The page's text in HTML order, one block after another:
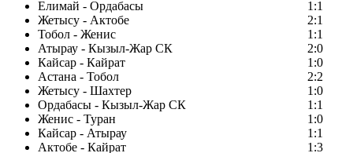
Елимай - Ордабасы
1:1
Жетысу - Актобе
2:1
Тобол - Женис
1:1
Атырау - Кызыл-Жар СК
2:0
Кайсар - Кайрат
1:0
Астана - Тобол
2:2
Жетысу - Шахтер
1:0
Ордабасы - Кызыл-Жар СК
1:1
Женис - Туран
1:0
Кайсар - Атырау
1:1
Актобе - Кайрат
1:3